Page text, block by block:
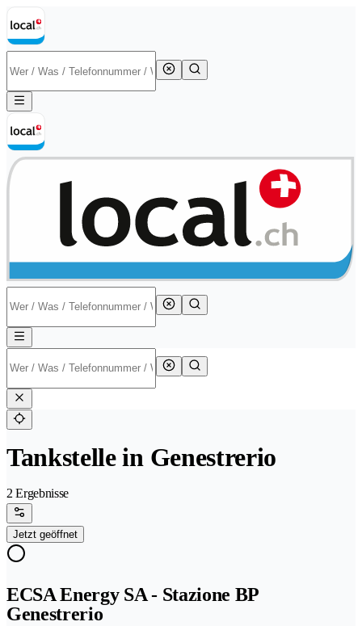
Tankstelle in Genestrerio
2 Ergebnisse
Jetzt geöffnet
ECSA Energy SA - Stazione BP
Genestrerio